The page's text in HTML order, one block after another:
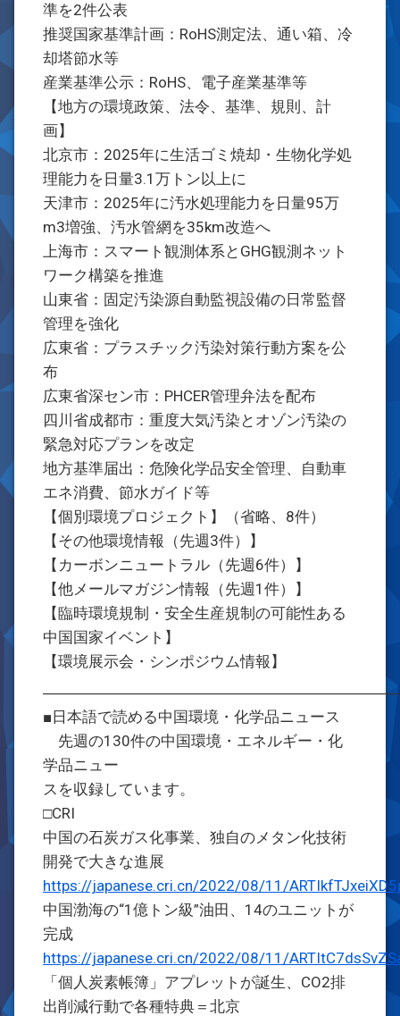
準を2件公表
推奨国家基準計画：RoHS測定法、通い箱、冷
却塔節水等
産業基準公示：RoHS、電子産業基準等
【地方の環境政策、法令、基準、規則、計
画】
北京市：2025年に生活ゴミ焼却・生物化学処
理能力を日量3.1万トン以上に
天津市：2025年に汚水処理能力を日量95万
m3増強、汚水管網を35km改造へ
上海市：スマート観測体系とGHG観測ネット
ワーク構築を推進
山東省：固定汚染源自動監視設備の日常監督
管理を強化
広東省：プラスチック汚染対策行動方案を公
布
広東省深セン市：PHCER管理弁法を配布
四川省成都市：重度大気汚染とオゾン汚染の
緊急対応プランを改定
地方基準届出：危険化学品安全管理、自動車
エネ消費、節水ガイド等
【個別環境プロジェクト】（省略、8件）
【その他環境情報（先週3件）】
【カーボンニュートラル（先週6件）】
【他メールマガジン情報（先週1件）】
【臨時環境規制・安全生産規制の可能性ある
中国国家イベント】
【環境展示会・シンポジウム情報】
■日本語で読める中国環境・化学品ニュース
先週の130件の中国環境・エネルギー・化
学品ニュー
スを収録しています。
□CRI
中国の石炭ガス化事業、独自のメタン化技術
開発で大きな進展
https://japanese.cri.cn/2022/08/11/
中国渤海の“1億トン級”油田、14のユニットが
完成
https://japanese.cri.cn/2022/08/11/
「個人炭素帳簿」アプレットが誕生、CO2排
出削減行動で各種特典＝北京